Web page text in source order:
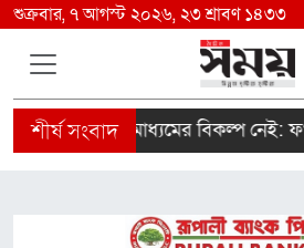
শুক্রবার, ৭ আগস্ট ২০২৬, ২৩ শ্রাবণ ১৪৩৩
গণমাধ্যমের বিকল্প নেই: ফখরুল